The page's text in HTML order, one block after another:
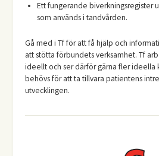
Ett fungerande biverkningsregister
som används i tandvården.
Gå med i Tf för att få hjälp och
att stötta förbundets verksamhet. Tf
ideellt och ser därför gärna fler ideella
behövs för att ta tillvara patientens
utvecklingen.